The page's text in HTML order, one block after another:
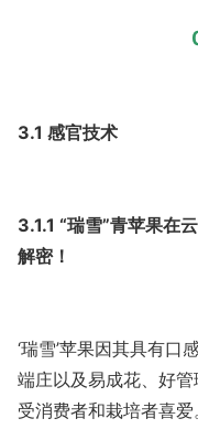
3.1 感官技术
3.1.1 “瑞雪”青苹果在
解密！
‘瑞雪’苹果因其具有
端庄以及易成花、好
受消费者和栽培者喜